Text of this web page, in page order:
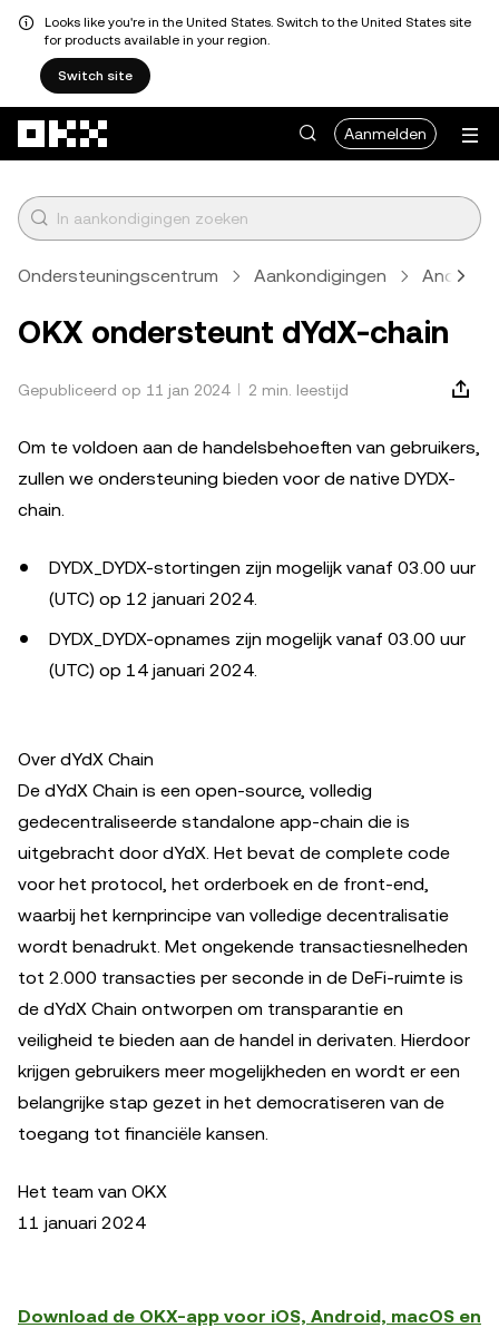
Looks like you're in the United States. Switch to the United States site
for products available in your region.
Switch site
Aanmelden
Ondersteuningscentrum Aankondigingen Anders
OKX ondersteunt dYdX-chain
Gepubliceerd op 11 jan 2024 2 min. leestijd
Om te voldoen aan de handelsbehoeften van gebruikers,
zullen we ondersteuning bieden voor de native DYDX-
chain.
DYDX_DYDX-stortingen zijn mogelijk vanaf 03.00 uur
(UTC) op 12 januari 2024.
DYDX_DYDX-opnames zijn mogelijk vanaf 03.00 uur
(UTC) op 14 januari 2024.
Over dYdX Chain
De dYdX Chain is een open-source, volledig
gedecentraliseerde standalone app-chain die is
uitgebracht door dYdX. Het bevat de complete code
voor het protocol, het orderboek en de front-end,
waarbij het kernprincipe van volledige decentralisatie
wordt benadrukt. Met ongekende transactiesnelheden
tot 2.000 transacties per seconde in de DeFi-ruimte is
de dYdX Chain ontworpen om transparantie en
veiligheid te bieden aan de handel in derivaten. Hierdoor
krijgen gebruikers meer mogelijkheden en wordt er een
belangrijke stap gezet in het democratiseren van de
toegang tot financiële kansen.
Het team van OKX
11 januari 2024
Download de OKX-app voor iOS, Android, macOS en